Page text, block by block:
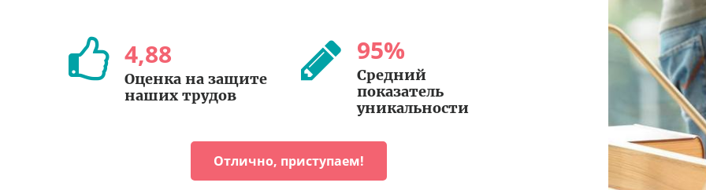
4,88
Оценка на защите
наших трудов
95%
Средний
показатель
уникальности
Отлично, приступаем!